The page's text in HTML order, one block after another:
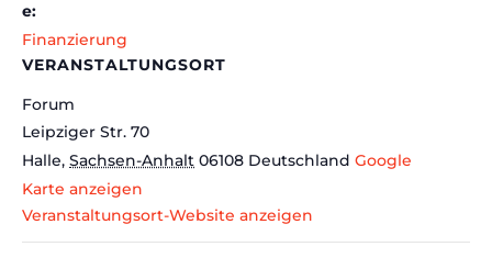
e:
Finanzierung
VERANSTALTUNGSORT
Forum
Leipziger Str. 70
Halle, Sachsen-Anhalt 06108 Deutschland Google
Karte anzeigen
Veranstaltungsort-Website anzeigen